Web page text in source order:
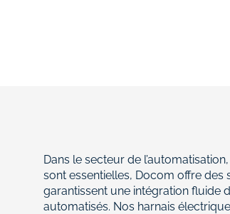
Dans le secteur de
sont essentielles, Docom offre
garantissent une intégration fluide
automatisés. Nos harnais